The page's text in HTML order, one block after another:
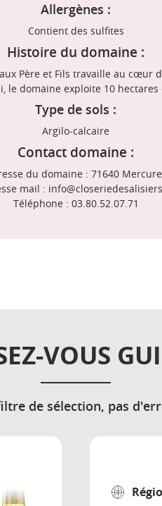
Allergènes :
Contient des sulfites
Histoire du domaine :
Père et Fils travaille au cœur
le domaine exploite 10 hectares
Type de sols :
Argilo-calcaire
Contact domaine :
du domaine : 71640
mail :
Téléphone : 03.80.52.07.71
VOUS
de sélection, pas